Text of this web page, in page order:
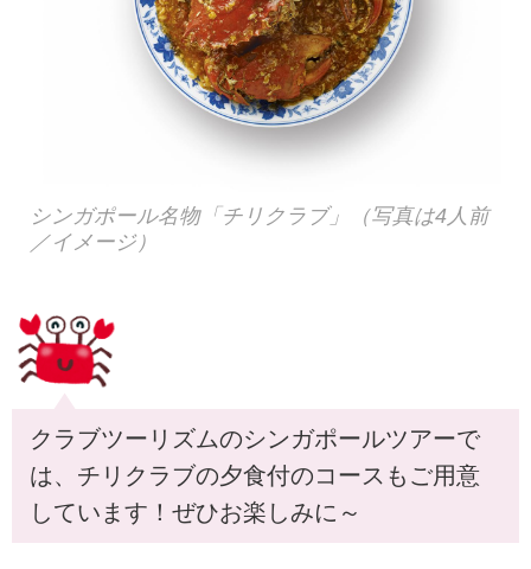
シンガポール名物「チリクラブ」（写真は4人前
／イメージ）
クラブツーリズムのシンガポールツアーで
は、チリクラブの夕食付のコースもご用意
しています！ぜひお楽しみに～